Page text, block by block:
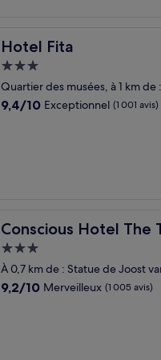
Hotel Fita
Hotel Fita
Hébergement
3.0 étoiles
Quartier des musées, à 1 km
9.4
9,4/10 Exceptionnel (1 001 avis)
Conscious Hotel The
Conscious Hotel The Tire
Hébergement
3.0 étoiles
À 0,7 km de : Statue de Joost
9.2
9,2/10 Merveilleux (1 005 avis)